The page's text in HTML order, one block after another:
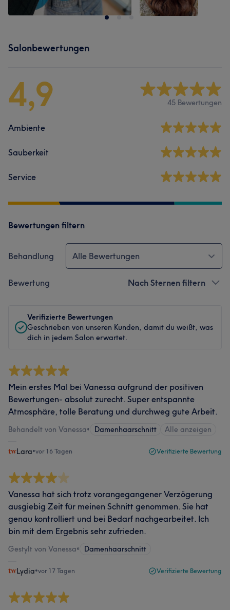
Salonbewertungen
4,9 45 Bewertungen
Ambiente
Sauberkeit
Service
Bewertungen filtern
Behandlung Alle Bewertungen
Bewertung Nach Sternen filtern
Verifizierte Bewertungen
Geschrieben von unseren Kunden, damit du weißt, was
dich in jedem Salon erwartet.
Mein erstes Mal bei Vanessa aufgrund der positiven
Bewertungen- absolut zurecht. Super entspannte
Atmosphäre, tolle Beratung und durchweg gute Arbeit.
Behandelt von Vanessa• Damenhaarschnitt Alle anzeigen
Lara•vor 16 Tagen Verifizierte Bewertung
Vanessa hat sich trotz vorangegangener Verzögerung
ausgiebig Zeit für meinen Schnitt genommen. Sie hat
genau kontrolliert und bei Bedarf nachgearbeitet. Ich
bin mit dem Ergebnis sehr zufrieden.
Gestylt von Vanessa• Damenhaarschnitt
Lydia•vor 17 Tagen Verifizierte Bewertung